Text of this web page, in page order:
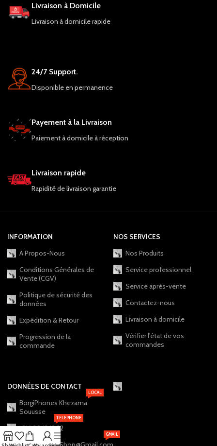
Livraison à Domicile
Livraison à domicile rapide
24/7 Support.
Disponible en permanence
Payement à la Livraison
Paiement à domicile à réception
Livraison rapide
Rapidité de livraison garantie
INFORMATION
A Propos-Nous
Conditions Générales de
Vente (CGV)
Politique de sécurité des
données
Expédition & Retour
Progression de la
commande
NOS SERVICES
Nos Produits
Service professionnel
Service après-vente
Contactez-nous
Livraison à domicile
Vérifier l'état de vos
commandes
DONNÉES DE CONTACT
BorgiPhones Khezama
Souusse
LOCAL
+216 20 12 19 22
TELEPHONE
GMAIL